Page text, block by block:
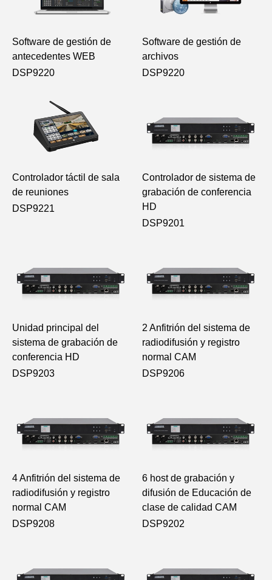
Software de gestión de
antecedentes WEB
DSP9220
Software de gestión de
archivos
DSP9220
Controlador táctil de sala
de reuniones
DSP9221
Controlador de sistema de
grabación de conferencia
HD
DSP9201
Unidad principal del
sistema de grabación de
conferencia HD
DSP9203
2 Anfitrión del sistema de
radiodifusión y registro
normal CAM
DSP9206
4 Anfitrión del sistema de
radiodifusión y registro
normal CAM
DSP9208
6 host de grabación y
difusión de Educación de
clase de calidad CAM
DSP9202